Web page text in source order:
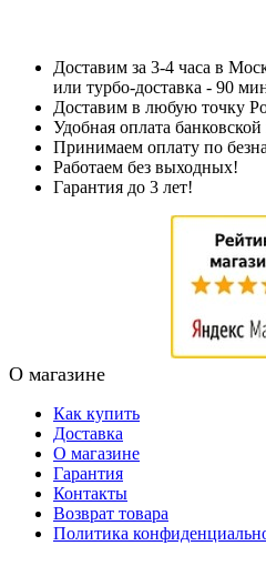
Доставим за 3-4 часа в
или турбо-доставка - 90
Доставим в любую точку
Удобная оплата банковской
Принимаем оплату по
Работаем без выходных!
Гарантия до 3 лет!
О магазине
Как купить
Доставка
О магазине
Гарантия
Контакты
Возврат товара
Политика